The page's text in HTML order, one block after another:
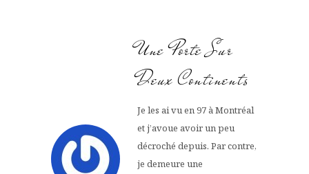
Une Porte Sur
Deux Continents
Je les ai vu en 97 à Montréal
et j’avoue avoir un peu
décroché depuis. Par contre,
je demeure une